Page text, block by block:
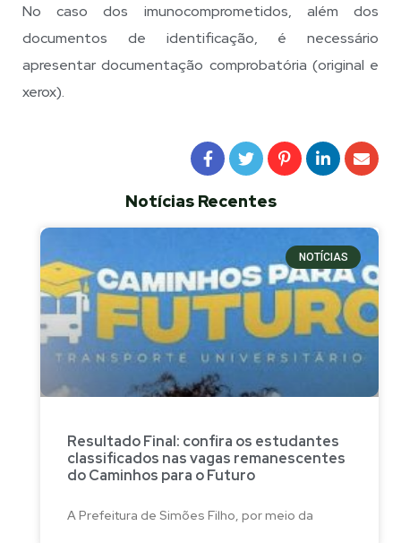
No caso dos imunocomprometidos, além dos
documentos de identificação, é necessário
apresentar documentação comprobatória (original e
xerox).
Notícias Recentes
NOTÍCIAS
Resultado Final: confira os estudantes
classificados nas vagas remanescentes
do Caminhos para o Futuro
A Prefeitura de Simões Filho, por meio da